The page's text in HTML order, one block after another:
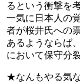
るという衝撃を
一気に日本人の
者が桜井氏への
あるようならば
において保守分
★なんもやる気